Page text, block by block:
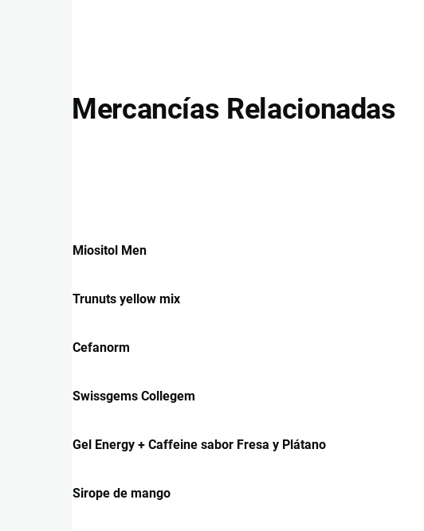
Mercancías Relacionadas
Miositol Men
Trunuts yellow mix
Cefanorm
Swissgems Collegem
Gel Energy + Caffeine sabor Fresa y Plátano
Sirope de mango